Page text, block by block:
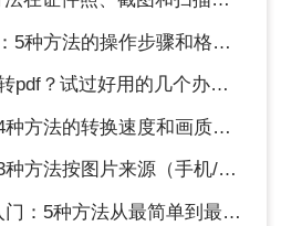
法的操作步骤和格式保留对比！
？试过好用的几个办法！
的转换速度和画质损失对比！
图片来源（手机/相机/截图）选！
方法从最简单到最专业逐步升级！